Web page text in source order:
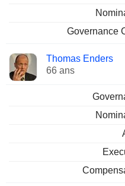
Governance
Thomas Enders
66 ans